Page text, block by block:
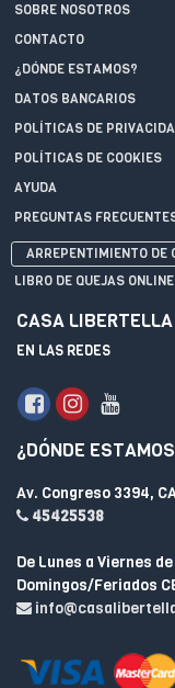
SOBRE NOSOTROS
CONTACTO
¿DÓNDE ESTAMOS?
DATOS BANCARIOS
POLÍTICAS DE
POLÍTICAS DE COOKIES
AYUDA
PREGUNTAS
ARREPENTIMIENTO DE
LIBRO DE QUEJAS ONLINE
CASA LIBERTELLA
EN LAS REDES
¿DÓNDE
Av. Congreso 3394,
45425538
De Lunes a Viernes
Domingos/Feriados